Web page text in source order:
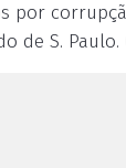
de S. Paulo.